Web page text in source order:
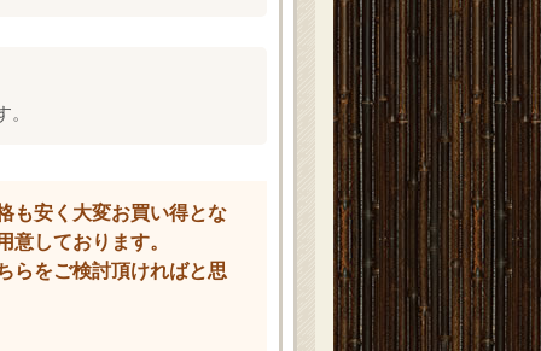
も安く大変お買い得とな
しております。
らをご検討頂ければと思